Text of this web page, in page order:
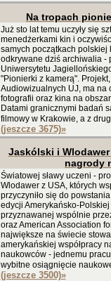
Na tropach
Już sto lat temu uczyły się
menedżerkami kin i
samych początkach polskiej
odkrywane dziś archiwalia -
Uniwersytetu
"Pionierki z kamerą".
Audiowizualnych UJ, ma na
fotografii oraz kina na
Datami granicznymi badań
filmowy w Krakowie, a z
(jeszcze 3675)»
Jaskólski i
nagrody
Światowej sławy uczeni -
Wlodawer z USA, których
przyczyniło się do
edycji Amerykańsko-
przyznawanej wspólnie
oraz American Association
największe na świecie
amerykańskiej współpracy
naukowców - jednemu
wybitne osiągnięcie
(jeszcze 3500)»